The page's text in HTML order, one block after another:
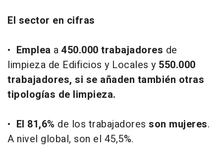
El sector en cifras
• Emplea a 450.000 trabajadores de
limpieza de Edificios y Locales y 550.000
trabajadores, si se añaden también otras
tipologías de limpieza.
• El 81,6% de los trabajadores son mujeres.
A nivel global, son el 45,5%.